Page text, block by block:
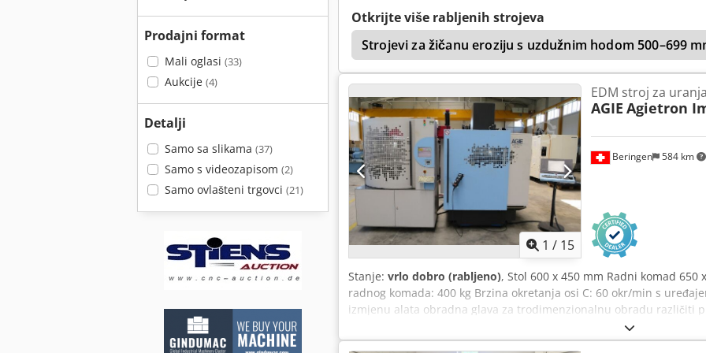
Prodajni format
Mali oglasi (33)
Aukcije (4)
Detalji
Samo sa slikama (37)
Samo s videozapisom (2)
Samo ovlašteni trgovci (21)
proizvodnje: 2008 Hodovi osi: X=350 mm, Y=250 mm, Z=250 mm
Y=500 mm, Z=265 mm Maks. težina obratka: 200 kg Maks. težina
glava: 230 - 480 mm APG FORM generator – radna struja 72
Uključeno: pneumatska stezna glava Erowa ITS 50 Uključena
Težina stroja (neto): 2000 kg Dimenzije stroja (D x Š x V): 1300 x
testira nakon primitka narudžbe. Po potrebi, možemo izvršiti
Otkrijte više rabljenih strojeva
Strojevi za žičanu eroziju s uzdužnim hodom 500–699
Agie Agie Evolution 2
1 / 15
Beringen 584 km
EDM stroj za
AGIE Agietron
Stanje: vrlo dobro (rabljeno), Stol 600 x 450 mm Radni komad
radnog komada: 400 kg Brzina okretanja osi C: 60 okr/min s
izmjenu alata obradna glava za trodimenzionalnu obradu različiti